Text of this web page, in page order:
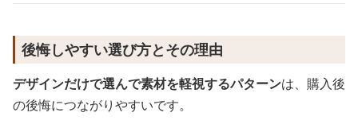
後悔しやすい選び方とその理由
デザインだけで選んで素材を軽視するパターンは、購入後
の後悔につながりやすいです。